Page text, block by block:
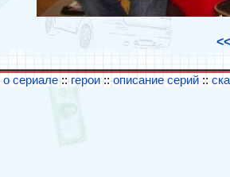
<<
о сериале:: герои::описание серий::